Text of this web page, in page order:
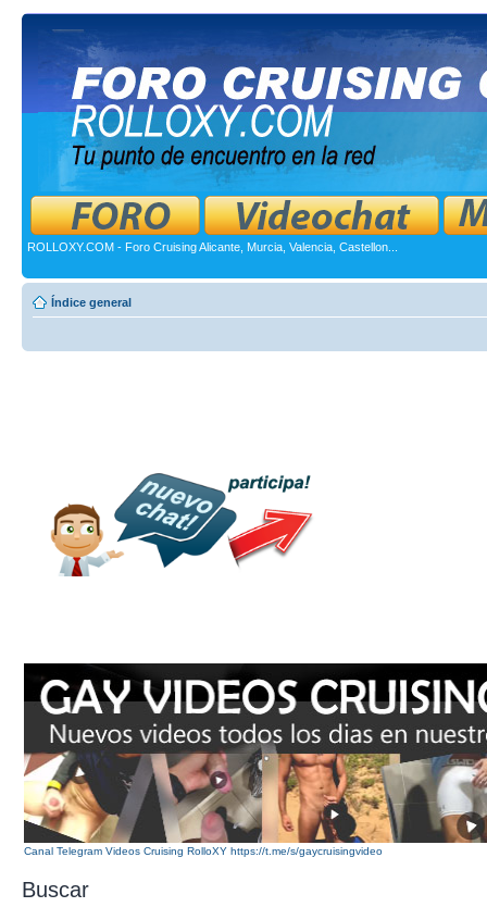
ROLLOXY.COM - Foro Cruising Alicante, Murcia, Valencia, Castellon...
Índice general
Canal Telegram Videos Cruising RolloXY https://t.me/s/gaycruisingvideo
Buscar